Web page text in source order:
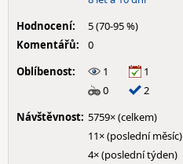
Hodnocení:
5 (70-95 %)
Komentářů:
0
Oblíbenost:
1
1
0
2
Návštěvnost: 5759× (celkem)
11× (poslední měsíc)
4× (poslední týden)